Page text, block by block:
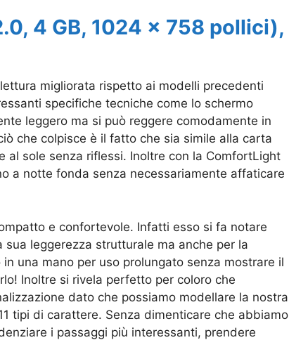
4 GB, 1024 x 758 pollici),
migliorata rispetto ai modelli precedenti
specifiche tecniche come lo schermo
leggero ma si può reggere comodamente in
che colpisce è il fatto che sia simile alla carta
al sole senza riflessi. Inoltre con la ComfortLight
a notte fonda senza necessariamente affaticare
e confortevole. Infatti esso si fa notare
leggerezza strutturale ma anche per la
una mano per uso prolungato senza mostrare il
Inoltre si rivela perfetto per coloro che
dato che possiamo modellare la nostra
tipi di carattere. Senza dimenticare che abbiamo
i passaggi più interessanti, prendere